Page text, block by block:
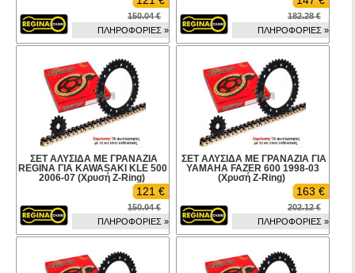
150.04 €
ΠΛΗΡΟΦΟΡΙΕΣ »
182.28 €
ΠΛΗΡΟΦΟΡΙΕΣ »
ΣΕΤ ΑΛΥΣΙΔΑ ΜΕ ΓΡΑΝΑΖΙΑ
REGINA ΓΙΑ KAWASAKI KLE 500
2006-07 (Χρυσή Z-Ring)
121 €
150.04 €
ΠΛΗΡΟΦΟΡΙΕΣ »
ΣΕΤ ΑΛΥΣΙΔΑ ΜΕ ΓΡΑΝΑΖΙΑ ΓΙΑ
YAMAHA FAZER 600 1998-03
(Χρυσή Z-Ring)
163 €
202.12 €
ΠΛΗΡΟΦΟΡΙΕΣ »